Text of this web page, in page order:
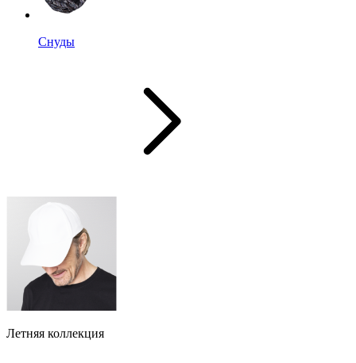
Снуды
Летняя коллекция